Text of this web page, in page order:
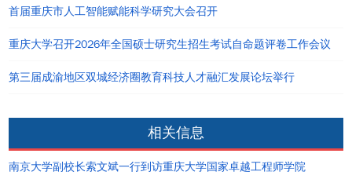
首届重庆市人工智能赋能科学研究大会召开
重庆大学召开2026年全国硕士研究生招生考试自命题评卷工作会议
第三届成渝地区双城经济圈教育科技人才融汇发展论坛举行
相关信息
南京大学副校长索文斌一行到访重庆大学国家卓越工程师学院